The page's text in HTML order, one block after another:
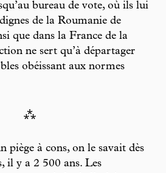
bureau de vote, où ils lui
de la Roumanie de
que dans la France de la
ne sert qu’à départager
obéissant aux normes
⁂
piège à cons, on le savait dès
il y a 2 500 ans. Les